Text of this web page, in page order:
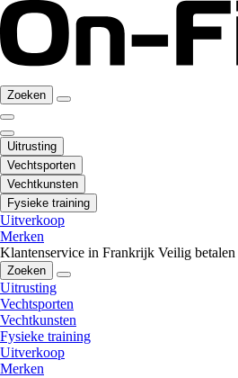
Zoeken
Uitrusting
Vechtsporten
Vechtkunsten
Fysieke training
Uitverkoop
Merken
Klantenservice in Frankrijk Veilig betalen
Zoeken
Uitrusting
Vechtsporten
Vechtkunsten
Fysieke training
Uitverkoop
Merken